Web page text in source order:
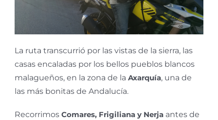
La ruta transcurrió por las vistas de la sierra, las
casas encaladas por los bellos pueblos blancos
malagueños, en la zona de la Axarquía, una de
las más bonitas de Andalucía.
Recorrimos Comares, Frigiliana y Nerja antes de